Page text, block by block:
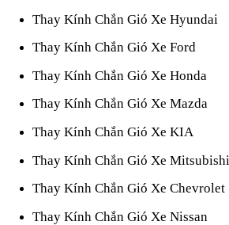
Thay Kính Chắn Gió Xe Hyundai
Thay Kính Chắn Gió Xe Ford
Thay Kính Chắn Gió Xe Honda
Thay Kính Chắn Gió Xe Mazda
Thay Kính Chắn Gió Xe KIA
Thay Kính Chắn Gió Xe Mitsubishi
Thay Kính Chắn Gió Xe Chevrolet
Thay Kính Chắn Gió Xe Nissan